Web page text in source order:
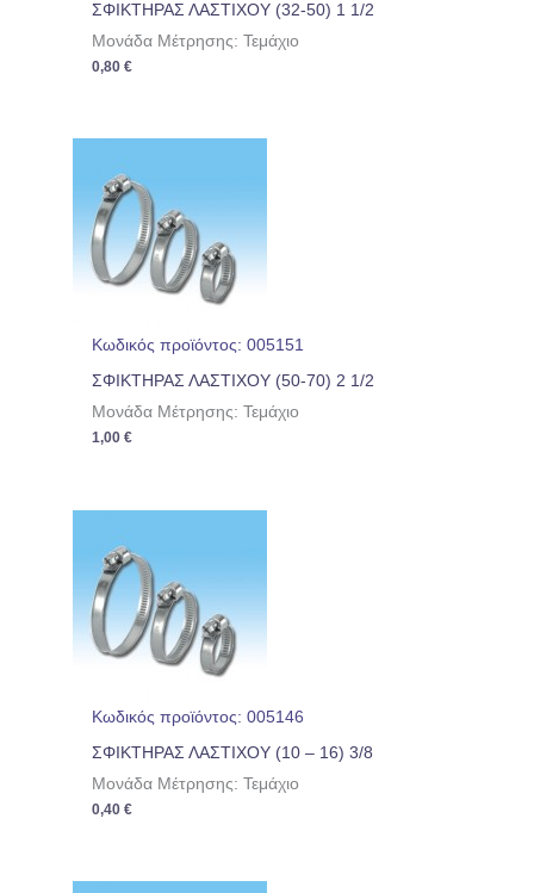
ΣΦΙΚΤΗΡΑΣ ΛΑΣΤΙΧΟΥ (32-50) 1 1/2
Μονάδα Μέτρησης: Τεμάχιο
0,80€
Κωδικός προϊόντος: 005151
ΣΦΙΚΤΗΡΑΣ ΛΑΣΤΙΧΟΥ (50-70) 2 1/2
Μονάδα Μέτρησης: Τεμάχιο
1,00€
Κωδικός προϊόντος: 005146
ΣΦΙΚΤΗΡΑΣ ΛΑΣΤΙΧΟΥ (10 – 16) 3/8
Μονάδα Μέτρησης: Τεμάχιο
0,40€